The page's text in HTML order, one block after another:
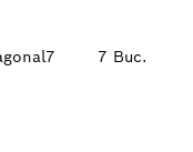
7 7 Buc.